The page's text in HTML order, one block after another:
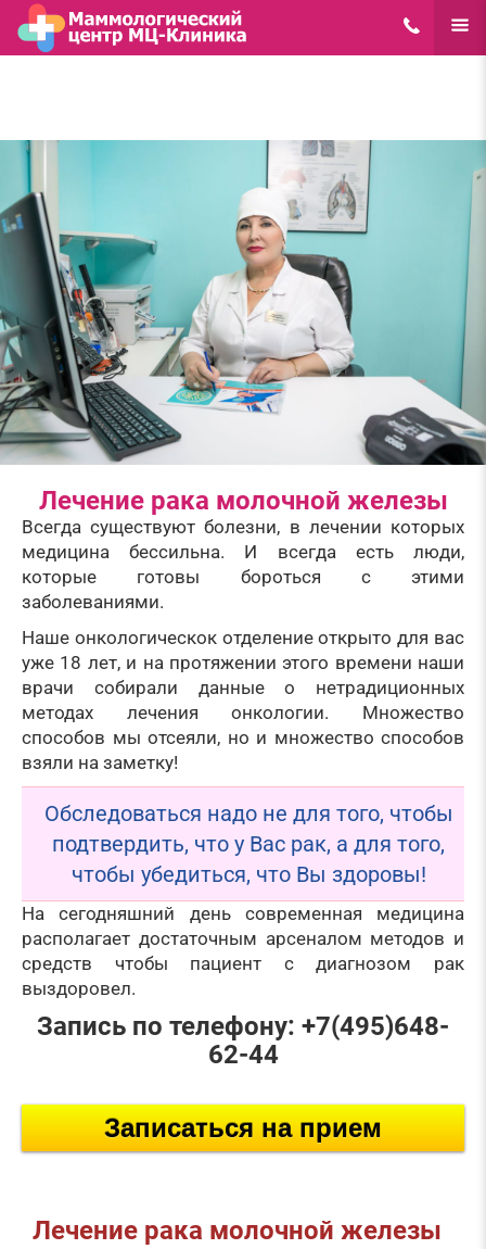
8(495)648-
ЕЩЁ
Лечение рака молочной железы
Всегда существуют болезни, в лечении которых
медицина бессильна. И всегда есть люди,
которые готовы бороться с этими
заболеваниями.
Наше онкологическок отделение открыто для вас
уже 18 лет, и на протяжении этого времени наши
врачи собирали данные о нетрадиционных
методах лечения онкологии. Множество
способов мы отсеяли, но и множество способов
взяли на заметку!
Обследоваться надо не для того, чтобы
подтвердить, что у Вас рак, а для того,
чтобы убедиться, что Вы здоровы!
На сегодняшний день современная медицина
располагает достаточным арсеналом методов и
средств чтобы пациент с диагнозом рак
выздоровел.
Запись по телефону: +7(495)648-
62-44
Записаться на прием
Лечение рака молочной железы